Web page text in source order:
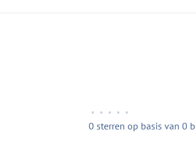
• • • • •
0 sterren op basis van 0